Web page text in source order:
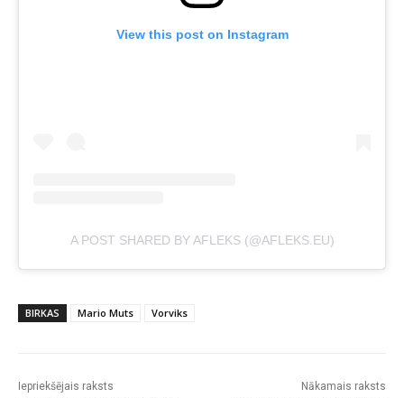
View this post on Instagram
A POST SHARED BY AFLEKS (@AFLEKS.EU)
BIRKAS Mario Muts Vorviks
Iepriekšējais raksts Nākamais raksts